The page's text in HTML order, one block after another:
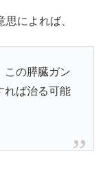
によれば、
この膵臓ガン
れば治る可能